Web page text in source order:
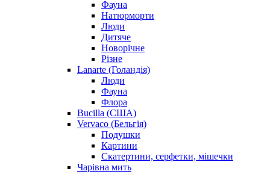
Фауна
Натюрморти
Люди
Дитяче
Новорічне
Різне
Lanarte (Голандія)
Люди
Фауна
Флора
Bucilla (США)
Vervaco (Бельгія)
Подушки
Картини
Скатертини, серфетки, мішечки
Чарiвна мить